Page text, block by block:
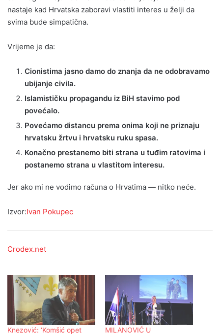
nastaje kad Hrvatska zaboravi vlastiti interes u želji da
svima bude simpatična.
Vrijeme je da:
Cionistima jasno damo do znanja da ne odobravamo
ubijanje civila.
Islamističku propagandu iz BiH stavimo pod
povećalo.
Povećamo distancu prema onima koji ne priznaju
hrvatsku žrtvu i hrvatsku ruku spasa.
Konačno prestanemo biti strana u tuđim ratovima i
postanemo strana u vlastitom interesu.
Jer ako mi ne vodimo računa o Hrvatima — nitko neće.
Izvor:Ivan Pokupec
Crodex.net
Knezović: ‘Komšić opet
MILANOVIĆ U